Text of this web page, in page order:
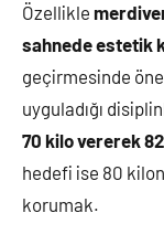
Özellikle
sahnede estetik
geçirmesinde
uyguladığı
70 kilo vererek
hedefi ise 80
korumak.